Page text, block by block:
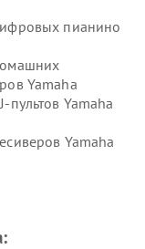
пианино
Yamaha
пультов Yamaha
Yamaha